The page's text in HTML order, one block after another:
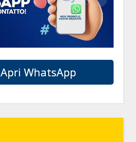
Apri WhatsApp